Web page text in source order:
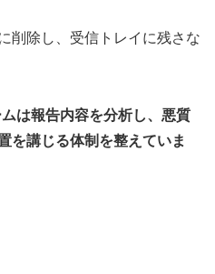
削除し、受信トレイに残さな
は報告内容を分析し、悪質
を講じる体制を整えていま